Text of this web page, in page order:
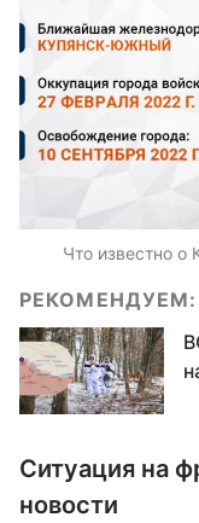
Что известно о
РЕКОМЕНДУЕМ:
Ситуация на
новости